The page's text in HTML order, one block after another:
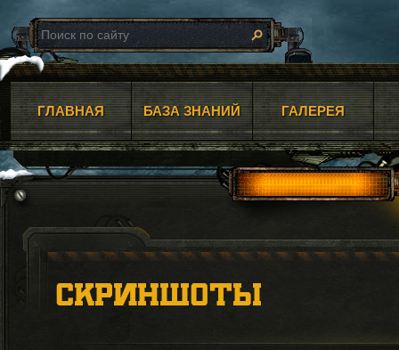
ГЛАВНАЯ БАЗА ЗНАНИЙ ГАЛЕРЕЯ
СКРИНШОТЫ